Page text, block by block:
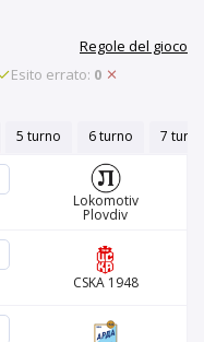
Regole del gioco
Esito errato: 0
5 turno 6 turno 7 turno
Lokomotiv
Plovdiv
CSKA 1948